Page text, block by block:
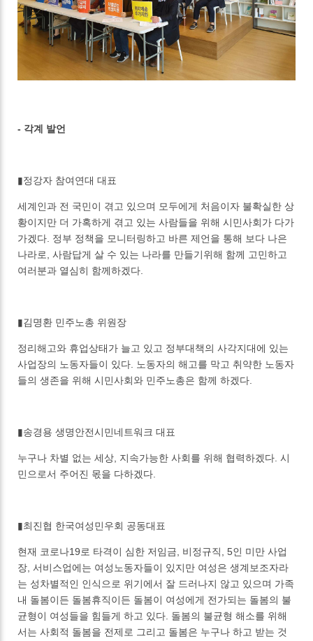
- 각계 발언
▮정강자 참여연대 대표
세계인과 전 국민이 겪고 있으며 모두에게 처음이자 불확실한 상
황이지만 더 가혹하게 겪고 있는 사람들을 위해 시민사회가 다가
가겠다. 정부 정책을 모니터링하고 바른 제언을 통해 보다 나은
나라로, 사람답게 살 수 있는 나라를 만들기위해 함께 고민하고
여러분과 열심히 함께하겠다.
▮김명환 민주노총 위원장
정리해고와 휴업상태가 늘고 있고 정부대책의 사각지대에 있는
사업장의 노동자들이 있다. 노동자의 해고를 막고 취약한 노동자
들의 생존을 위해 시민사회와 민주노총은 함께 하겠다.
▮송경용 생명안전시민네트워크 대표
누구나 차별 없는 세상, 지속가능한 사회를 위해 협력하겠다. 시
민으로서 주어진 몫을 다하겠다.
▮최진협 한국여성민우회 공동대표
현재 코로나19로 타격이 심한 저임금, 비정규직, 5인 미만 사업
장, 서비스업에는 여성노동자들이 있지만 여성은 생계보조자라
는 성차별적인 인식으로 위기에서 잘 드러나지 않고 있으며 가족
내 돌봄이든 돌봄휴직이든 돌봄이 여성에게 전가되는 돌봄의 불
균형이 여성들을 힘들게 하고 있다. 돌봄의 불균형 해소를 위해
서는 사회적 돌봄을 전제로 그리고 돌봄은 누구나 하고 받는 것